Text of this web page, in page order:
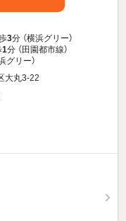
3分 （横浜グリー）
1分 （田園都市線）
グリー）
大丸3-22